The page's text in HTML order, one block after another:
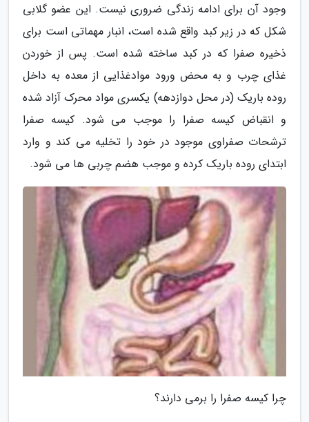
وجود آن برای ادامه زندگی ضروری نیست. این عضو گلابی
شکل که در زیر کبد واقع شده است، انبار مهماتی است برای
ذخیره صفرا که در کبد ساخته شده است. پس از خوردن
غذای چرب و به محض ورود موادغذایی از معده به داخل
روده باریک (در محل دوازدهه) یکسری مواد محرک آزاد شده
و انقباض کیسه صفرا را موجب می شود. کیسه صفرا
ترشحات صفراوی موجود در خود را تخلیه می کند و وارد
ابتدای روده باریک کرده و موجب هضم چربی ها می شود.
چرا کیسه صفرا را برمی دارند؟